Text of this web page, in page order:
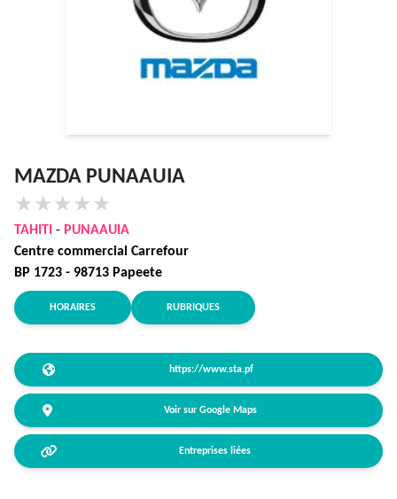
MAZDA PUNAAUIA
★ ★ ★ ★ ★
TAHITI - PUNAAUIA
Centre commercial Carrefour
BP 1723 - 98713 Papeete
HORAIRES RUBRIQUES
https://www.sta.pf
Voir sur Google Maps
Entreprises liées